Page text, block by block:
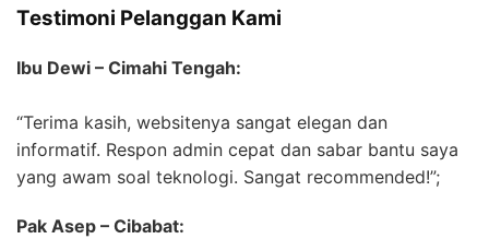
Testimoni Pelanggan Kami
Ibu Dewi – Cimahi Tengah:
“Terima kasih, websitenya sangat elegan dan
informatif. Respon admin cepat dan sabar bantu saya
yang awam soal teknologi. Sangat recommended!”;
Pak Asep – Cibabat: